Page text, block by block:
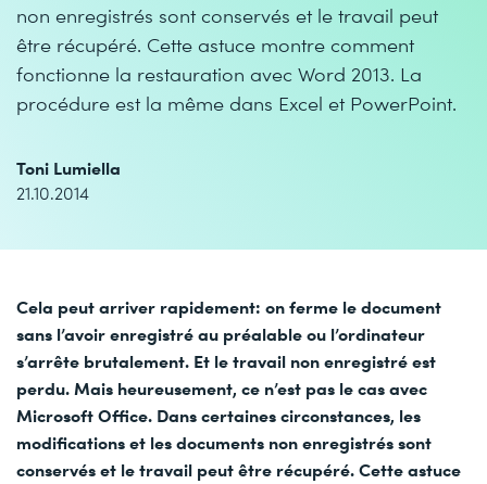
non enregistrés sont conservés et le travail peut
être récupéré. Cette astuce montre comment
fonctionne la restauration avec Word 2013. La
procédure est la même dans Excel et PowerPoint.
Toni Lumiella
21.10.2014
Cela peut arriver rapidement: on ferme le document
sans l’avoir enregistré au préalable ou l’ordinateur
s’arrête brutalement. Et le travail non enregistré est
perdu. Mais heureusement, ce n’est pas le cas avec
Microsoft Office. Dans certaines circonstances, les
modifications et les documents non enregistrés sont
conservés et le travail peut être récupéré. Cette astuce